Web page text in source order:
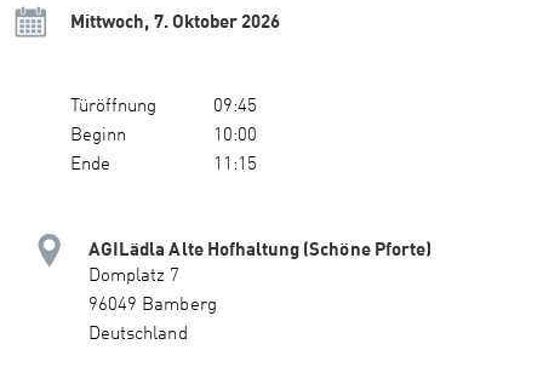
Mittwoch, 7. Oktober 2026
Türöffnung
09:45
Beginn
10:00
Ende
11:15
AGILädla Alte Hofhaltung (Schöne Pforte)
Domplatz 7
96049 Bamberg
Deutschland